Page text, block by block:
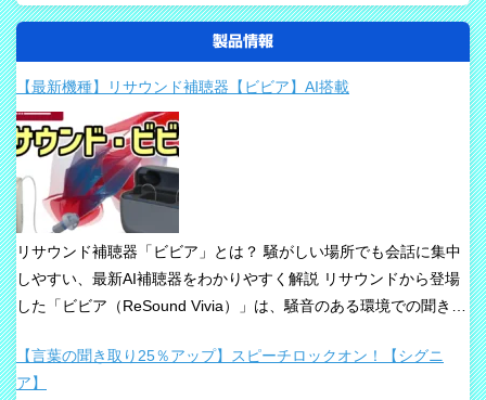
製品情報
【最新機種】リサウンド補聴器【ビビア】AI搭載
リサウンド補聴器「ビビア」とは？ 騒がしい場所でも会話に集中
しやすい、最新AI補聴器をわかりやすく解説 リサウンドから登場
した「ビビア（ReSound Vivia）」は、騒音のある環境での聞き取
「騒音下でも鮮やかな聞き取り」、「世界最小AI補聴器」、
「Auracast標準搭載」が主な特長です。 ビビアが目指している
【言葉の聞き取り25％アップ】スピーチロックオン！【シグニ
ア】